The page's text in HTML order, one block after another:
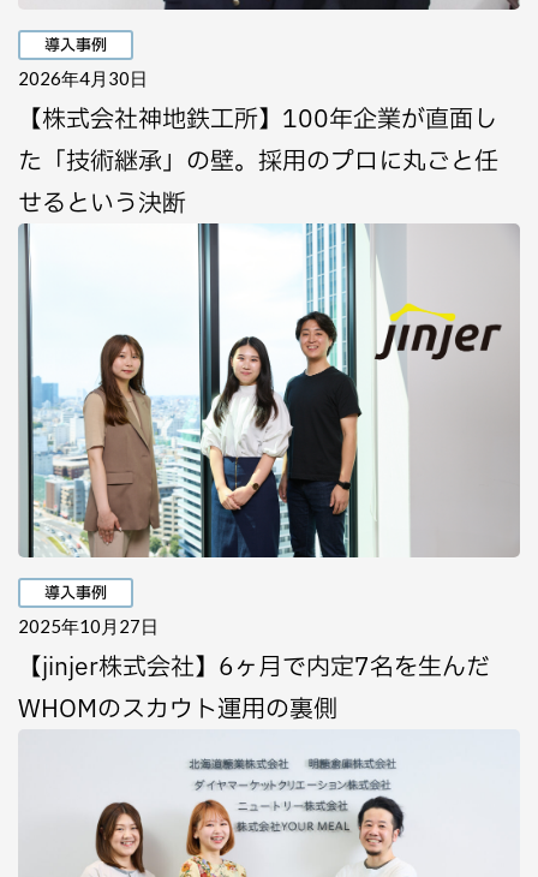
導入事例
2026年4月30日
【株式会社神地鉄工所】100年企業が直面し
た「技術継承」の壁。採用のプロに丸ごと任
せるという決断
導入事例
2025年10月27日
【jinjer株式会社】6ヶ月で内定7名を生んだ
WHOMのスカウト運用の裏側